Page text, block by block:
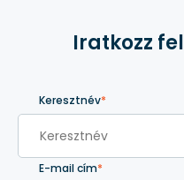
Iratkozz fel
Keresztnév*
E-mail cím*